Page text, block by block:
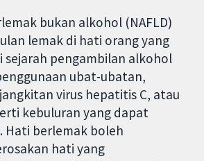
bukan alkohol (NAFLD)
lemak di hati orang yang
sejarah pengambilan alkohol
ubat-ubatan,
virus hepatitis C, atau
kebuluran yang dapat
Hati berlemak boleh
hati yang